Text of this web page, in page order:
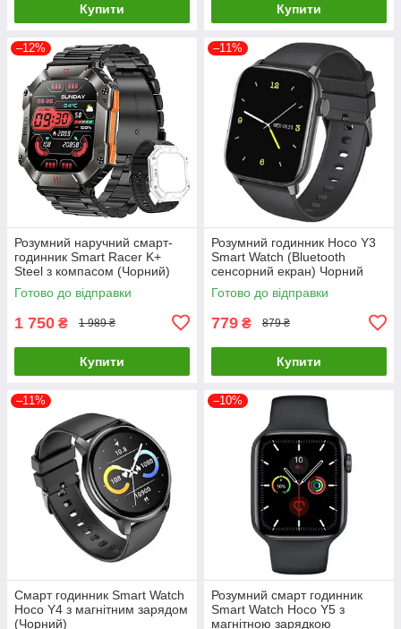
Купити Купити
–12%
Розумний наручний смарт-
годинник Smart Racer K+
Steel з компасом (Чорний)
Готово до відправки
1 750 ₴ 1 989 ₴
Купити
–11%
Розумний годинник Hoco Y3
Smart Watch (Bluetooth
сенсорний екран) Чорний
Готово до відправки
779 ₴ 879 ₴
Купити
–11%
Смарт годинник Smart Watch
Hoco Y4 з магнітним зарядом
(Чорний)
–10%
Розумний смарт годинник
Smart Watch Hoco Y5 з
магнітною зарядкою